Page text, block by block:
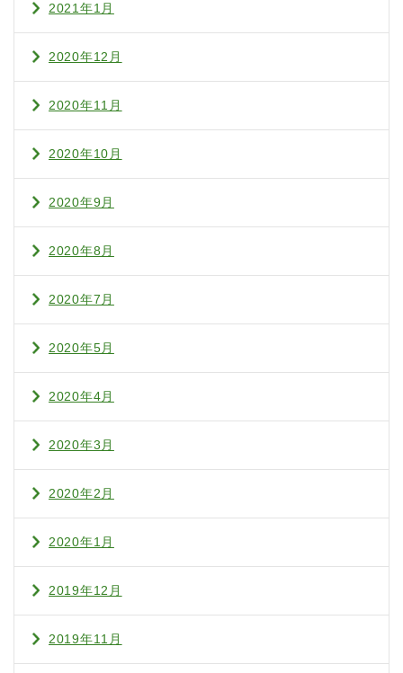
2021年1月
2020年12月
2020年11月
2020年10月
2020年9月
2020年8月
2020年7月
2020年5月
2020年4月
2020年3月
2020年2月
2020年1月
2019年12月
2019年11月